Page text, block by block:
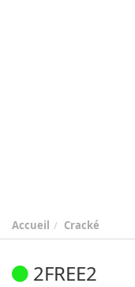
Accueil Cracké
2FREE2